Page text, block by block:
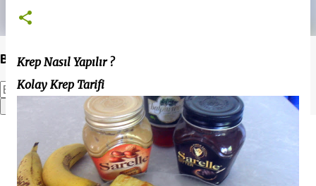
Bu Blogda Ara
Krep Nasıl Yapılır ?
Kolay Krep Tarifi